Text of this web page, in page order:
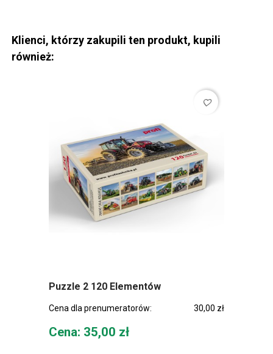
Klienci, którzy zakupili ten produkt, kupili
również:
favorite_border
Puzzle 2 120 Elementów
Cena dla prenumeratorów: 30,00 zł
Cena
Cena: 35,00 zł